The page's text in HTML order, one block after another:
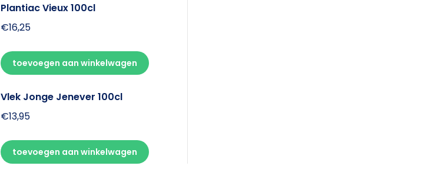
Plantiac Vieux 100cl
€16,25
toevoegen aan winkelwagen
Vlek Jonge Jenever 100cl
€13,95
toevoegen aan winkelwagen